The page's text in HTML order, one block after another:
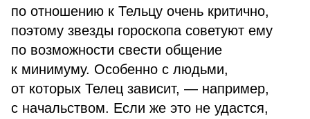
по отношению к Тельцу очень критично,
поэтому звезды гороскопа советуют ему
по возможности свести общение
к минимуму. Особенно с людьми,
от которых Телец зависит, — например,
с начальством. Если же это не удастся,